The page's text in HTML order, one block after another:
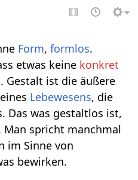
Form,formlos.
etwas keine konkret
Gestalt ist die äußere
Lebewesens, die
Das was gestaltlos ist,
Man spricht manchmal
im Sinne von
bewirken.